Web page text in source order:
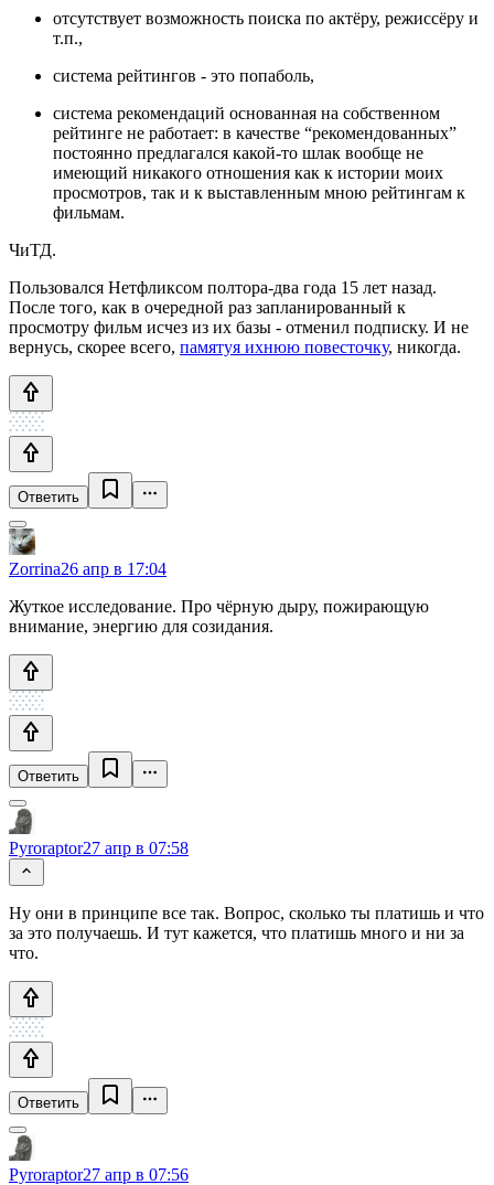
отсутствует возможность поиска по актёру, режиссёру и
т.п.,
система рейтингов - это попаболь,
система рекомендаций основанная на собственном
рейтинге не работает: в качестве “рекомендованных”
постоянно предлагался какой-то шлак вообще не
имеющий никакого отношения как к истории моих
просмотров, так и к выставленным мною рейтингам к
фильмам.
ЧиТД.
Пользовался Нетфликсом полтора-два года 15 лет назад.
После того, как в очередной раз запланированный к
просмотру фильм исчез из их базы - отменил подписку. И не
вернусь, скорее всего, памятуя ихнюю повесточку, никогда.
Ответить
Zorrina26 апр в 17:04
Жуткое исследование. Про чёрную дыру, пожирающую
внимание, энергию для созидания.
Ответить
Pyroraptor27 апр в 07:58
Ну они в принципе все так. Вопрос, сколько ты платишь и что
за это получаешь. И тут кажется, что платишь много и ни за
что.
Ответить
Pyroraptor27 апр в 07:56